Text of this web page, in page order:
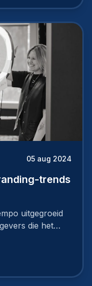
05 aug 2024
trends
uitgegroeid
die het